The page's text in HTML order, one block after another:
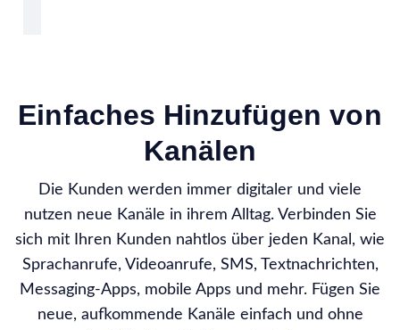
Einfaches Hinzufügen von
Kanälen
Die Kunden werden immer digitaler und viele
nutzen neue Kanäle in ihrem Alltag. Verbinden Sie
sich mit Ihren Kunden nahtlos über jeden Kanal, wie
Sprachanrufe, Videoanrufe, SMS, Textnachrichten,
Messaging-Apps, mobile Apps und mehr. Fügen Sie
neue, aufkommende Kanäle einfach und ohne